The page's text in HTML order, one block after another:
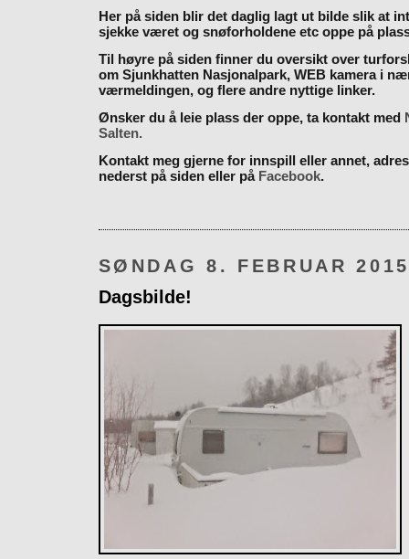
Her på siden blir det daglig lagt ut bilde slik at
sjekke været og snøforholdene etc oppe på
Til høyre på siden finner du oversikt over
om Sjunkhatten Nasjonalpark, WEB kamera i
værmeldingen, og flere andre nyttige linker.
Ønsker du å leie plass der oppe, ta kontakt med
Salten.
Kontakt meg gjerne for innspill eller annet,
nederst på siden eller på Facebook.
SØNDAG 8. FEBRUAR
Dagsbilde!